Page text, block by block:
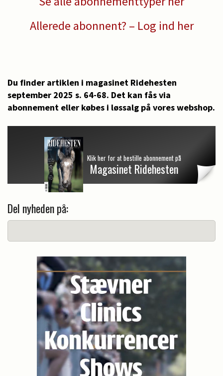
Allerede abonnent? – Log ind her
Du finder artiklen i magasinet Ridehesten
september 2025 s. 64-68. Det kan fås via
abonnement eller købes i løssalg på vores webshop.
Klik her for at bestille abonnement på
Magasinet Ridehesten
Del nyheden på: